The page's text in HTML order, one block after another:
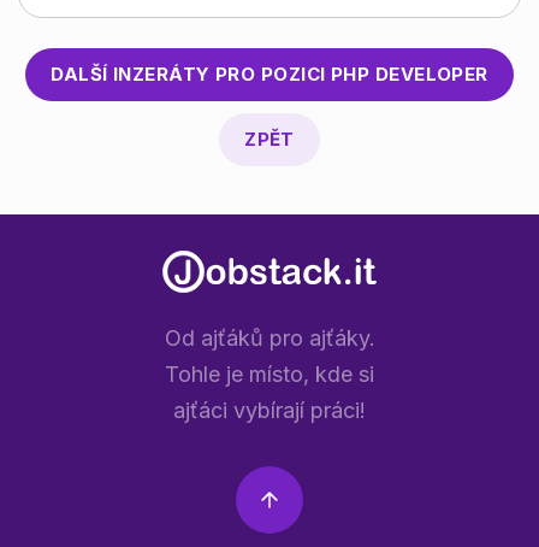
DALŠÍ INZERÁTY PRO POZICI PHP DEVELOPER
ZPĚT
Od ajťáků pro ajťáky.
Tohle je místo, kde si
ajťáci vybírají práci!